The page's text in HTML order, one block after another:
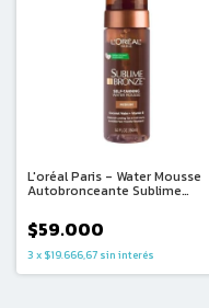
L'oréal Paris - Water Mousse
Autobronceante Sublime
$59.000
3 x $19.666,67 sin interés